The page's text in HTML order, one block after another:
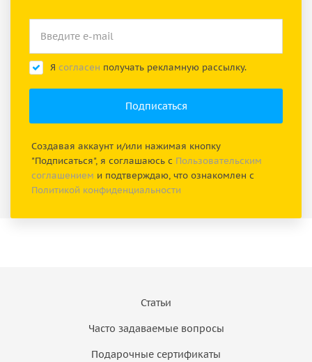
Я согласен получать рекламную рассылку.
Создавая аккаунт и/или нажимая кнопку
"Подписаться", я соглашаюсь с Пользовательским
соглашением и подтверждаю, что ознакомлен с
Политикой конфиденциальности
Статьи
Часто задаваемые вопросы
Подарочные сертификаты